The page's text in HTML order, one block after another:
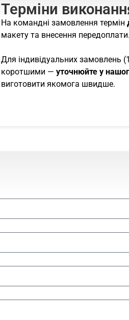
Терміни
На командні замовлення термін
макету та внесення передоплати.
Для індивідуальних замовлень
коротшими — уточнюйте у
виготовити якомога швидше.